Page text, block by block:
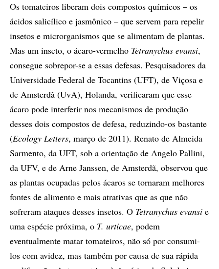
Os tomateiros liberam dois compostos químicos – os
ácidos salicílico e jasmônico – que servem para repelir
insetos e microrganismos que se alimentam de plantas.
Mas um inseto, o ácaro-vermelho Tetranychus evansi,
consegue sobrepor-se a essas defesas. Pesquisadores da
Universidade Federal de Tocantins (UFT), de Viçosa e
de Amsterdã (UvA), Holanda, verificaram que esse
ácaro pode interferir nos mecanismos de produção
desses dois compostos de defesa, reduzindo-os bastante
(Ecology Letters, março de 2011). Renato de Almeida
Sarmento, da UFT, sob a orientação de Angelo Pallini,
da UFV, e de Arne Janssen, de Amsterdã, observou que
as plantas ocupadas pelos ácaros se tornaram melhores
fontes de alimento e mais atrativas que as que não
sofreram ataques desses insetos. O Tetranychus evansi e
uma espécie próxima, o T. urticae, podem
eventualmente matar tomateiros, não só por consumi-
los com avidez, mas também por causa de sua rápida